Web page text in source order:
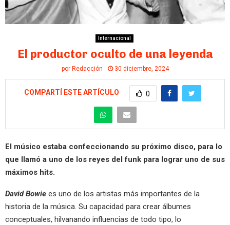
Internacional
El productor oculto de una leyenda
por Redacción 30 diciembre, 2024
COMPARTÍ ESTE ARTÍCULO 0
El músico estaba confeccionando su próximo disco, para lo
que llamó a uno de los reyes del funk para lograr uno de sus
máximos hits.
David Bowie es uno de los artistas más importantes de la
historia de la música. Su capacidad para crear álbumes
conceptuales, hilvanando influencias de todo tipo, lo